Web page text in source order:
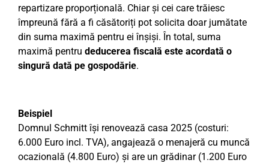
repartizare proporțională. Chiar și cei care trăiesc
împreună fără a fi căsătoriți pot solicita doar jumătate
din suma maximă pentru ei înșiși. În total, suma
maximă pentru deducerea fiscală este acordată o
singură dată pe gospodărie.
Beispiel
Domnul Schmitt își renovează casa 2025 (costuri:
6.000 Euro incl. TVA), angajează o menajeră cu muncă
ocazională (4.800 Euro) și are un grădinar (1.200 Euro